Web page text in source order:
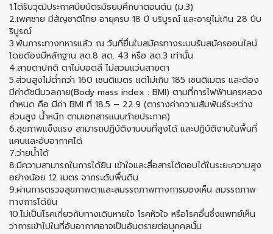
1.ได้รับวุฒิประกาศนียบัตรมัธยมศึกษาตอนต้น (ม.3)
2.เพศชาย มีสัญชาติไทย อายุครบ 18 ปี บริบูรณ์ และอายุไม่เกิน 28 ปีบ
ริบูรณ์
3.พ้นภาระทางทหารแล้ว ณ วันที่ยื่นใบสมัครทางระบบรับสมัครออนไลน์
โดยต้องมีหลักฐาน สด.8 สด. 43 หรือ สด.3 เท่านั้น
4.สายตาปกติ ตาไม่บอดสี ไม่สวมแว่นสายตา
5.ส่วนสูงไม่ต่ำกว่า 160 เซนติเมตร แต่ไม่เกิน 185 เซนติเมตร และต้อง
มีค่าดัชนีมวลกาย(Body mass index : BMI) ตามที่การไฟฟ้านครหลวง
กำหนด คือ มีค่า BMI ที่ 18.5 – 22.9 (ตารางค่าความสัมพันธ์ระหว่าง
ส่วนสูง น้ำหนัก ตามเอกสารแนบท้ายประกาศ)
6.สุขภาพแข็งแรง สามารถปฏิบัติงานบนที่สูงได้ และปฏิบัติงานในพื้นที่
แคบและอับอากาศได้
7.ว่ายน้ำได้
8.มีความสามารถในการได้ยิน เข้าใจและสื่อสารโต้ตอบได้ในระยะความสูง
อย่างน้อย 12 เมตร จากระดับพื้นดิน
9.ผ่านการตรวจสุขภาพตาและสมรรถภาพทางการมองเห็น สมรรถภาพ
ทางการได้ยิน
10.ไม่เป็นโรคเกี่ยวกับทางเดินหายใจ โรคหัวใจ หรือโรคอื่นซึ่งแพทย์เห็น
ว่าการเข้าไปในที่อับอากาศอาจเป็นอันตรายต่อบุคคลนั้น